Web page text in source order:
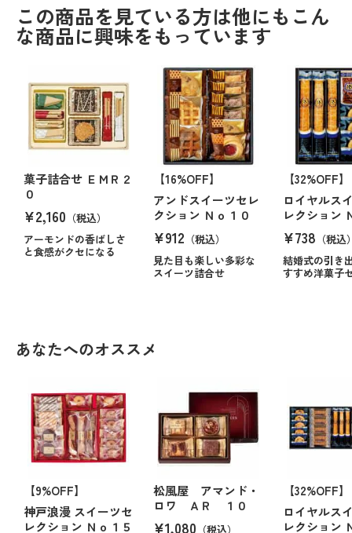
この商品を見ている方は他にもこん
な商品に興味をもっています
菓子詰合せ ＥＭＲ２
０
¥2,160 （税込）
アーモンドの香ばしさ
と食感がクセになる
【16%OFF】
アンドスイーツセレ
クション Ｎｏ１０
¥912 （税込）
見た目も楽しい多彩な
スイーツ詰合せ
【32%OFF】
ロイヤルス
レクション
¥738 （税込
結婚式の引き
すすめ洋菓子
あなたへのオススメ
【9%OFF】
神戸浪漫 スイーツセ
レクション Ｎｏ１５
松風屋 アマンド・
ロワ ＡＲ １０
¥1,080 （税込）
【32%OFF】
ロイヤルス
レクション